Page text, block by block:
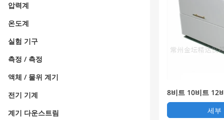
압력계
온도계
실험 기구
측정 / 측정
액체 / 물위 계기
전기 기계
계기 다운스트림
8비트 10비트 12
기(전자동)
세부